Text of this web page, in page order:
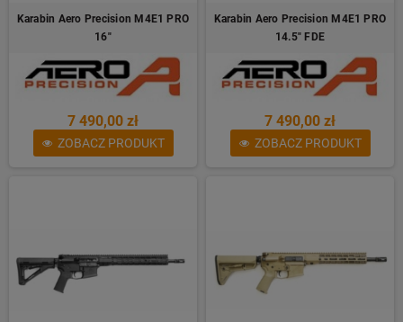
Karabin Aero Precision M4E1 PRO
16"
7 490,00 zł
ZOBACZ PRODUKT
Karabin Aero Precision M4E1 PRO
14.5" FDE
7 490,00 zł
ZOBACZ PRODUKT